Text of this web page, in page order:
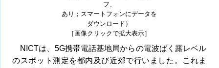
フ、
あり；スマートフォンにデータを
ダウンロード）
［画像クリックで拡大表示］
NICTは、5G携帯電話基地局からの電波ばく露レベル
のスポット測定を都内及び近郊で行いました。これま